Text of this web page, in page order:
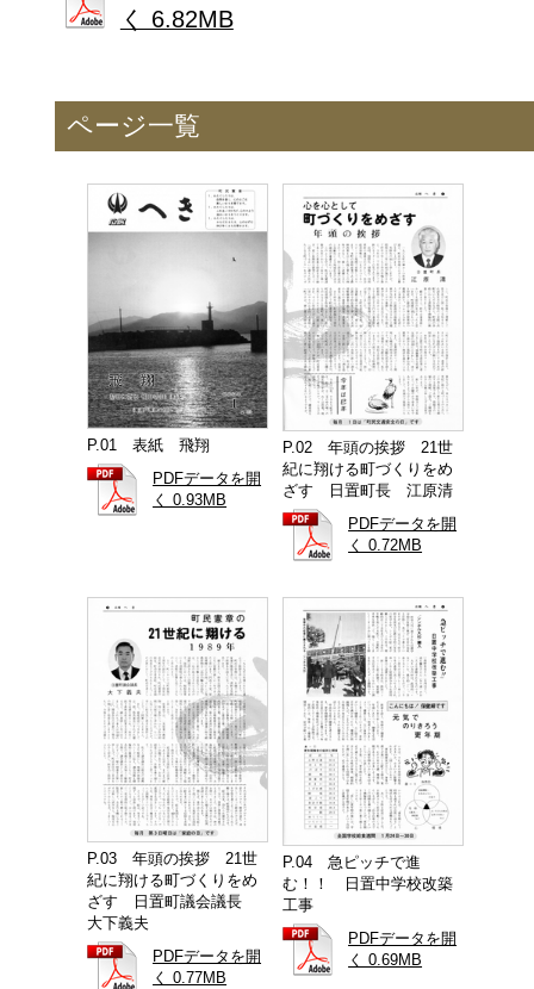
く 6.82MB
ページ一覧
P.01 表紙 飛翔
PDFデータを開
く 0.93MB
P.02 年頭の挨拶 21世
紀に翔ける町づくりをめ
ざす 日置町長 江原清
PDFデータを開
く 0.72MB
P.03 年頭の挨拶 21世
紀に翔ける町づくりをめ
ざす 日置町議会議長
大下義夫
PDFデータを開
く 0.77MB
P.04 急ピッチで進
む！！ 日置中学校改築
工事
PDFデータを開
く 0.69MB